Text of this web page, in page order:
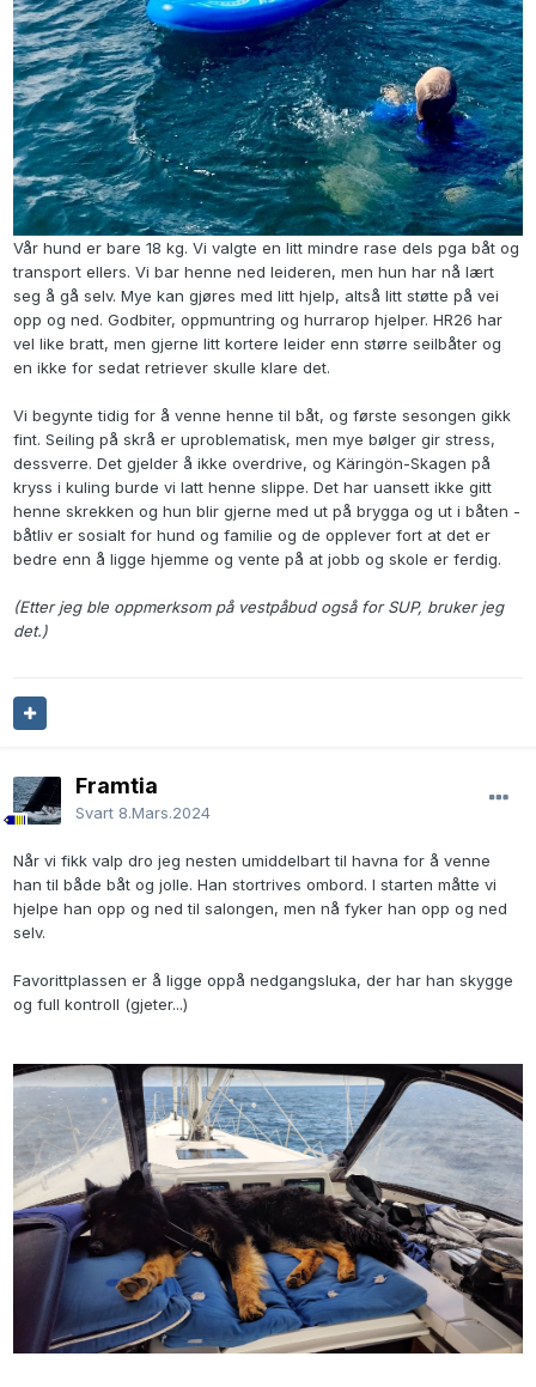
Vår hund er bare 18 kg. Vi valgte en litt mindre rase dels pga båt og
transport ellers. Vi bar henne ned leideren, men hun har nå lært
seg å gå selv. Mye kan gjøres med litt hjelp, altså litt støtte på vei
opp og ned. Godbiter, oppmuntring og hurrarop hjelper. HR26 har
vel like bratt, men gjerne litt kortere leider enn større seilbåter og
en ikke for sedat retriever skulle klare det.
Vi begynte tidig for å venne henne til båt, og første sesongen gikk
fint. Seiling på skrå er uproblematisk, men mye bølger gir stress,
dessverre. Det gjelder å ikke overdrive, og Käringön-Skagen på
kryss i kuling burde vi latt henne slippe. Det har uansett ikke gitt
henne skrekken og hun blir gjerne med ut på brygga og ut i båten -
båtliv er sosialt for hund og familie og de opplever fort at det er
bedre enn å ligge hjemme og vente på at jobb og skole er ferdig.
(Etter jeg ble oppmerksom på vestpåbud også for SUP, bruker jeg
det.)
Framtia
Svart 8.Mars.2024
Når vi fikk valp dro jeg nesten umiddelbart til havna for å venne
han til både båt og jolle. Han stortrives ombord. I starten måtte vi
hjelpe han opp og ned til salongen, men nå fyker han opp og ned
selv.
Favorittplassen er å ligge oppå nedgangsluka, der har han skygge
og full kontroll (gjeter...)